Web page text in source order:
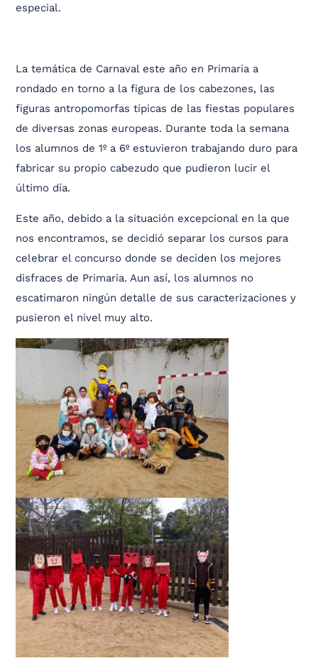
especial.
La temática de Carnaval este año en Primaria a
rondado en torno a la figura de los cabezones, las
figuras antropomorfas típicas de las fiestas populares
de diversas zonas europeas. Durante toda la semana
los alumnos de 1º a 6º estuvieron trabajando duro para
fabricar su propio cabezudo que pudieron lucir el
último día.
Este año, debido a la situación excepcional en la que
nos encontramos, se decidió separar los cursos para
celebrar el concurso donde se deciden los mejores
disfraces de Primaria. Aun así, los alumnos no
escatimaron ningún detalle de sus caracterizaciones y
pusieron el nivel muy alto.